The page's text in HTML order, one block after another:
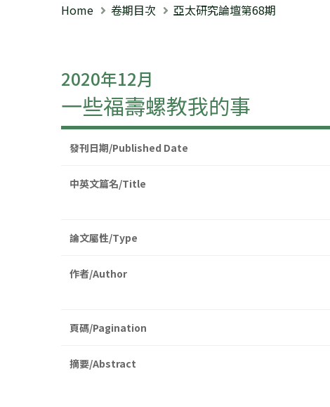
Home 卷期目次 亞太研究論壇第68期
2020年12月
一些福壽螺教我的事
發刊日期/Published Date
中英文篇名/Title
論文屬性/Type
作者/Author
頁碼/Pagination
摘要/Abstract